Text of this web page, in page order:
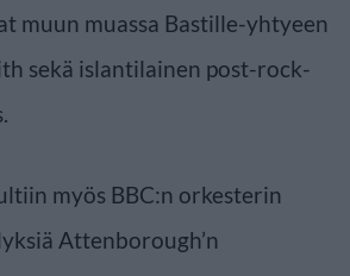
muun muassa Bastille-yhtyeen
sekä islantilainen post-rock-
myös BBC:n orkesterin
Attenborough’n